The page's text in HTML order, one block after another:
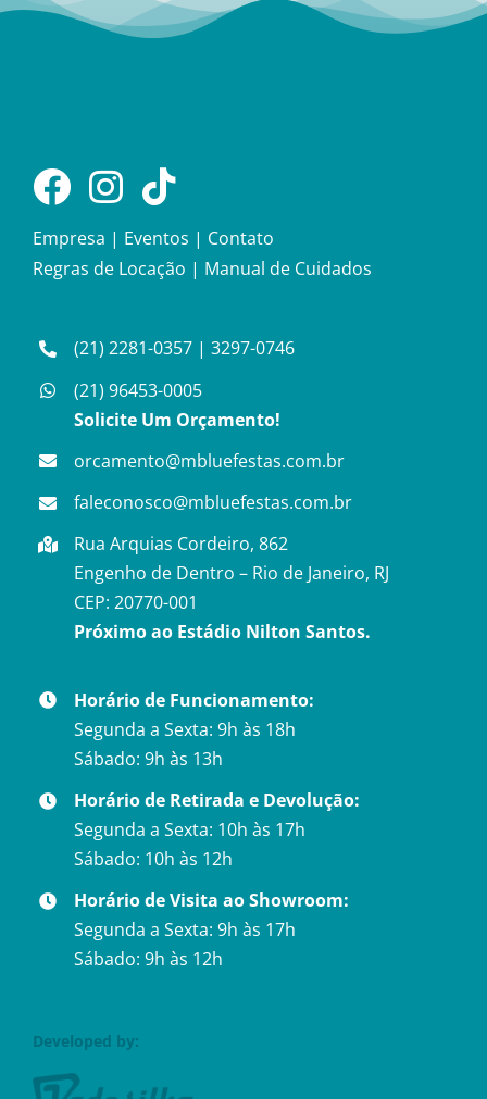
Empresa | Eventos | Contato
Regras de Locação | Manual de Cuidados
(21) 2281-0357 |3297-0746
(21) 96453-0005
Solicite Um Orçamento!
orcamento@mbluefestas.com.br
faleconosco@mbluefestas.com.br
Rua Arquias Cordeiro, 862
Engenho de Dentro – Rio de Janeiro, RJ
CEP: 20770-001
Próximo ao Estádio Nilton Santos.
Horário de Funcionamento:
Segunda a Sexta: 9h às 18h
Sábado: 9h às 13h
Horário de Retirada e Devolução:
Segunda a Sexta: 10h às 17h
Sábado: 10h às 12h
Horário de Visita ao Showroom:
Segunda a Sexta: 9h às 17h
Sábado: 9h às 12h
Developed by: